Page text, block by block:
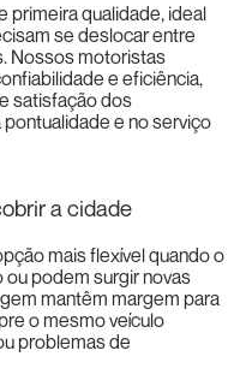
primeira qualidade, ideal
se deslocar entre
Nossos motoristas
e eficiência,
satisfação dos
e no serviço
a cidade
mais flexível quando o
podem surgir novas
mantêm margem para
o mesmo veículo
problemas de